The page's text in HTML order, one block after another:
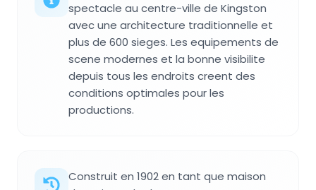
spectacle au centre-ville de Kingston
avec une architecture traditionnelle et
plus de 600 sieges. Les equipements de
scene modernes et la bonne visibilite
depuis tous les endroits creent des
conditions optimales pour les
productions.
Construit en 1902 en tant que maison